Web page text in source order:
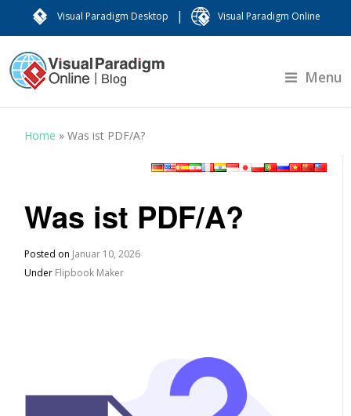
Visual Paradigm Desktop | Visual Paradigm Online
Menu
Home »Was ist PDF/A?
Was ist PDF/A?
Posted on Januar 10, 2026
Under Flipbook Maker